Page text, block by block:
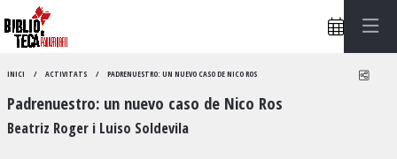
INICI ACTIVITATS PADRENUESTRO: UN NUEVO CASO DE NICO ROS
Padrenuestro: un nuevo caso de Nico Ros
Beatriz Roger i Luiso Soldevila